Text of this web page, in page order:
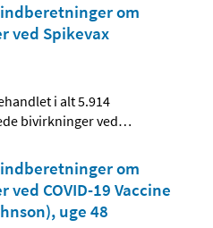
om
ved Spikevax
i alt 5.914
bivirkninger ved…
om
COVID-19 Vaccine
uge 48